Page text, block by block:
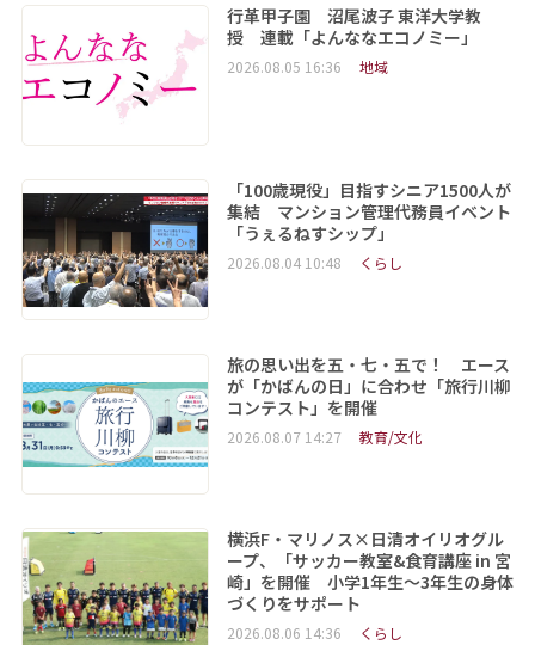
行革甲子園 沼尾波子 東洋大学教
授 連載「よんななエコノミー」
2026.08.05 16:36 地域
「100歳現役」目指すシニア1500人が
集結 マンション管理代務員イベント
「うぇるねすシップ」
2026.08.04 10:48 くらし
旅の思い出を五・七・五で！ エース
が「かばんの日」に合わせ「旅行川柳
コンテスト」を開催
2026.08.07 14:27 教育/文化
横浜F・マリノス×日清オイリオグル
ープ、「サッカー教室&食育講座 in 宮
崎」を開催 小学1年生～3年生の身体
づくりをサポート
2026.08.06 14:36 くらし